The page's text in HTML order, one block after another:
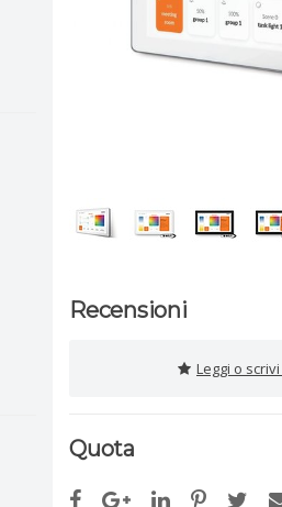
Recensioni
Leggi o
Quota